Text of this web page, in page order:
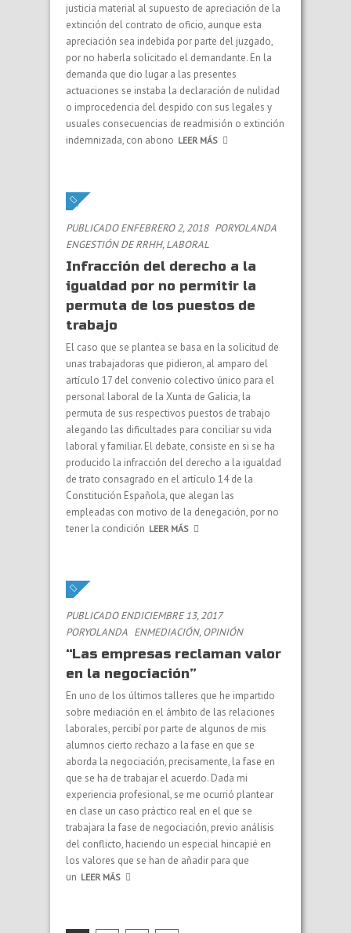
justicia material al supuesto de apreciación de la
extinción del contrato de oficio, aunque esta
apreciación sea indebida por parte del juzgado,
por no haberla solicitado el demandante. En la
demanda que dio lugar a las presentes
actuaciones se instaba la declaración de nulidad
o improcedencia del despido con sus legales y
usuales consecuencias de readmisión o extinción
indemnizada, con abono LEER MÁS
PUBLICADO ENFEBRERO 2, 2018 PORYOLANDA
ENGESTIÓN DE RRHH,LABORAL
Infracción del derecho a la
igualdad por no permitir la
permuta de los puestos de
trabajo
El caso que se plantea se basa en la solicitud de
unas trabajadoras que pidieron, al amparo del
artículo 17 del convenio colectivo único para el
personal laboral de la Xunta de Galicia, la
permuta de sus respectivos puestos de trabajo
alegando las dificultades para conciliar su vida
laboral y familiar. El debate, consiste en si se ha
producido la infracción del derecho a la igualdad
de trato consagrado en el artículo 14 de la
Constitución Española, que alegan las
empleadas con motivo de la denegación, por no
tener la condición LEER MÁS
PUBLICADO ENDICIEMBRE 13, 2017
PORYOLANDA ENMEDIACIÓN,OPINIÓN
“Las empresas reclaman valor
en la negociación”
En uno de los últimos talleres que he impartido
sobre mediación en el ámbito de las relaciones
laborales, percibí por parte de algunos de mis
alumnos cierto rechazo a la fase en que se
aborda la negociación, precisamente, la fase en
que se ha de trabajar el acuerdo. Dada mi
experiencia profesional, se me ocurrió plantear
en clase un caso práctico real en el que se
trabajara la fase de negociación, previo análisis
del conflicto, haciendo un especial hincapié en
los valores que se han de añadir para que
un LEER MÁS